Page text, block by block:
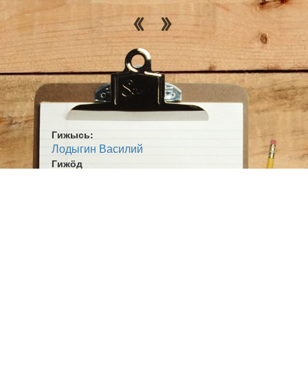
Но век ӧтитор и кыліс:
«Вошис. Вӧлі ыджыд кось».
Кӧсйис ветлыны, да ылын,
Кодкӧ-й шуис, мый оз позь.
Вӧлі, вӧлі сэк «оз позьыс»,
Бурджык овны вӧлі чӧв.
Мыжаӧсь век кодкӧ водзын
Сідзи ӧтнасӧн и оліс,
Верӧс сайӧ эз и пет.
Гижысь:
Лодыгин Василий
Гижӧд